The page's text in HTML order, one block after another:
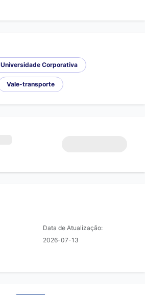
Universidade Corporativa
Vale-transporte
Data de Atualização:
2026-07-13